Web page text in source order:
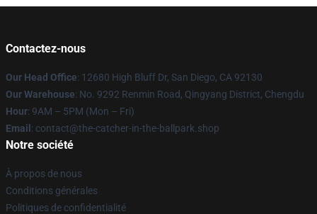
Contactez-nous
Our Head Office: 12680 High Bluff Dr, San Diego, CA 92130
Our Warehouse: No. 9292 Renmin Road, Qingyang District, Chengdu
Hour: 9AM – 5PM (Mon – Fri)
Email : contact@the-catcher-in-the-ballpark.shop
Notre société
À propos de nous
Conditions générales
Politiques de confidentialité